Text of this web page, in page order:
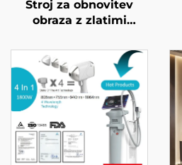
Stroj za obnovitev
obraza z zlatimi
dvojnimi frekvencami
RF 1/2 MHz